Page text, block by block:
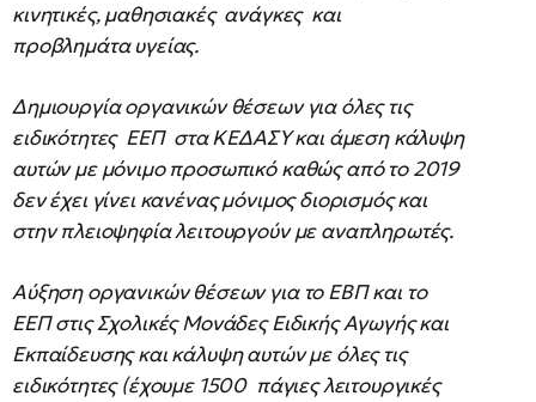
κινητικές, μαθησιακές ανάγκες και
προβλημάτα υγείας.
Δημιουργία οργανικών θέσεων για όλες τις
ειδικότητες ΕΕΠ στα ΚΕΔΑΣΥ και άμεση κάλυψη
αυτών με μόνιμο προσωπικό καθώς από το 2019
δεν έχει γίνει κανένας μόνιμος διορισμός και
στην πλειοψηφία λειτουργούν με αναπληρωτές.
Αύξηση οργανικών θέσεων για το ΕΒΠ και το
ΕΕΠ στις Σχολικές Μονάδες Ειδικής Αγωγής και
Εκπαίδευσης και κάλυψη αυτών με όλες τις
ειδικότητες (έχουμε 1500 πάγιες λειτουργικές